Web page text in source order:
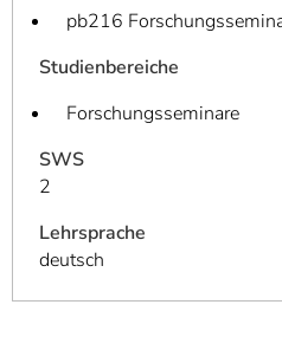
pb216
Studienbereiche
Forschungsseminare
SWS
2
Lehrsprache
deutsch